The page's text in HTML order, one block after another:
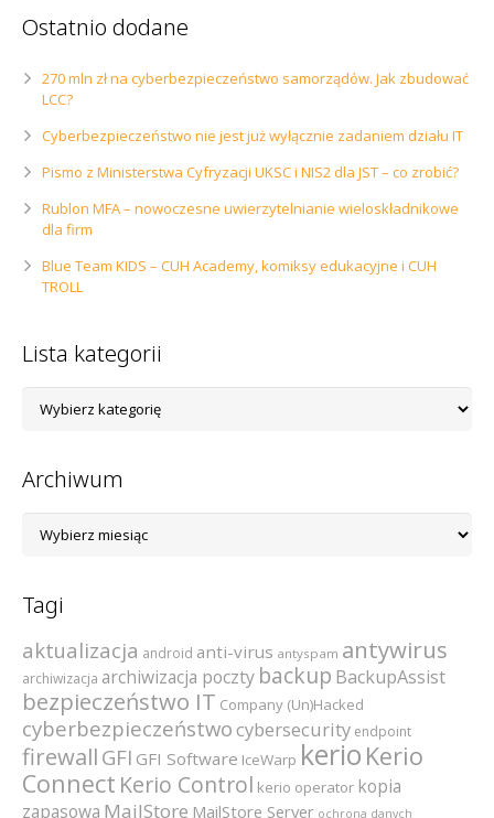
Ostatnio dodane
270 mln zł na cyberbezpieczeństwo samorządów. Jak zbudować
LCC?
Cyberbezpieczeństwo nie jest już wyłącznie zadaniem działu IT
Pismo z Ministerstwa Cyfryzacji UKSC i NIS2 dla JST – co zrobić?
Rublon MFA – nowoczesne uwierzytelnianie wieloskładnikowe
dla firm
Blue Team KIDS – CUH Academy, komiksy edukacyjne i CUH
TROLL
Lista kategorii
kategorii
Archiwum
Tagi
aktualizacja android anti-virus antyspam antywirus
archiwizacja archiwizacja poczty backup BackupAssist
bezpieczeństwo IT Company (Un)Hacked
cyberbezpieczeństwocybersecurity endpoint
firewall GFI GFI Software IceWarp kerio Kerio
Connect Kerio Control kerio operator kopia
zapasowa MailStore MailStore Server ochrona danych